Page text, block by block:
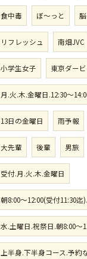
食中毒 ぼ〜っと
リフレッシュ 南畑JVC
小学生女子 東京ダー
月.火.木.金曜日.12:30〜
13日の金曜日 雨予報
大先輩 後輩 男旅
受付.月.火.木.金曜日
朝8:00〜12:00(受付11:30迄).
水.土曜日.祝祭日.朝8:00〜
上半身.下半身コース.予約